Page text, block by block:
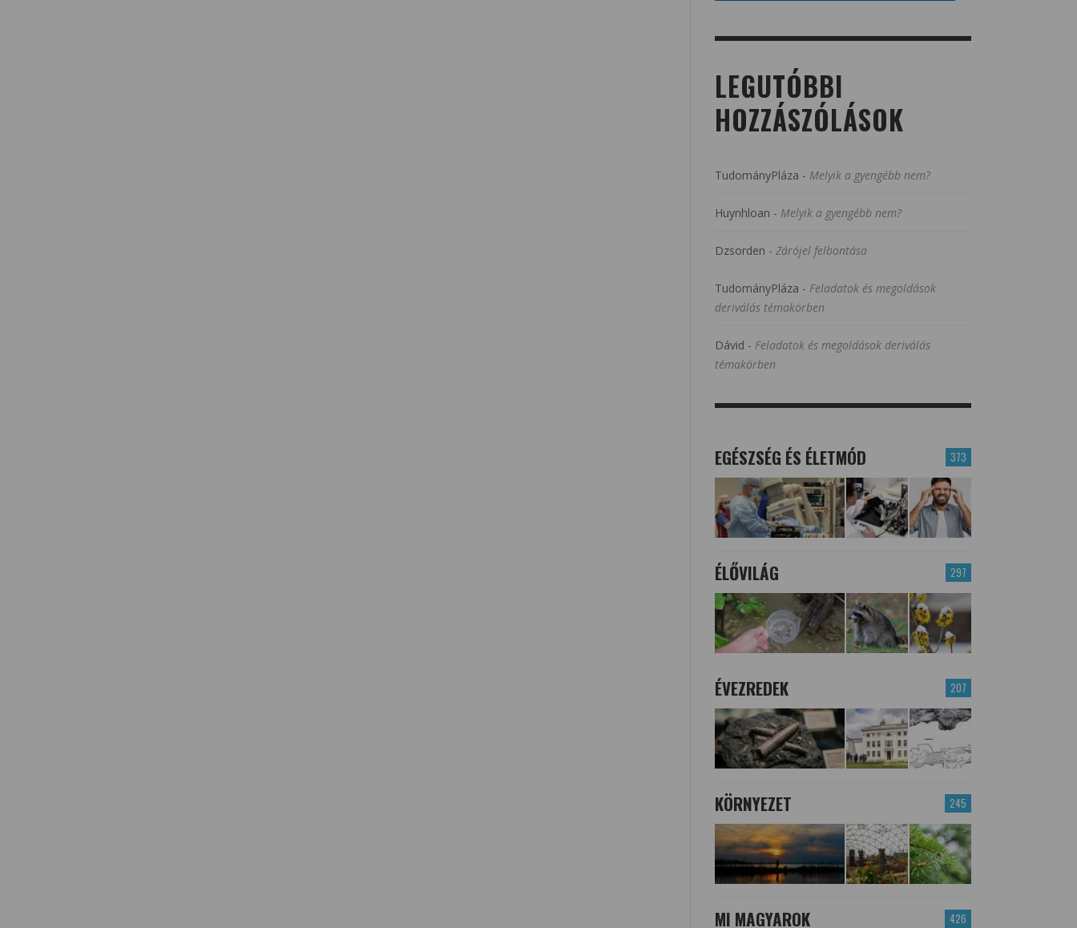
LEGUTÓBBI
HOZZÁSZÓLÁSOK
TudományPláza - Melyik a gyengébb nem?
Huynhloan - Melyik a gyengébb nem?
Dzsorden - Zárójel felbontása
TudományPláza - Feladatok és megoldások
deriválás témakörben
Dávid - Feladatok és megoldások deriválás
témakörben
373
EGÉSZSÉG ÉS ÉLETMÓD
297
ÉLŐVILÁG
207
ÉVEZREDEK
245
KÖRNYEZET
426
MI MAGYAROK